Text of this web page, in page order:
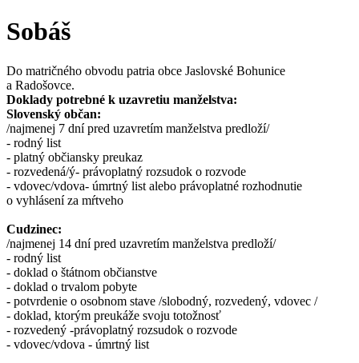
Sobáš
Do matričného obvodu patria obce Jaslovské Bohunice
a Radošovce.
Doklady potrebné k uzavretiu manželstva:
Slovenský občan:
/najmenej 7 dní pred uzavretím manželstva predloží/
- rodný list
- platný občiansky preukaz
- rozvedená/ý- právoplatný rozsudok o rozvode
- vdovec/vdova- úmrtný list alebo právoplatné rozhodnutie
o vyhlásení za mŕtveho
Cudzinec:
/najmenej 14 dní pred uzavretím manželstva predloží/
- rodný list
- doklad o štátnom občianstve
- doklad o trvalom pobyte
- potvrdenie o osobnom stave /slobodný, rozvedený, vdovec /
- doklad, ktorým preukáže svoju totožnosť
- rozvedený -právoplatný rozsudok o rozvode
- vdovec/vdova - úmrtný list